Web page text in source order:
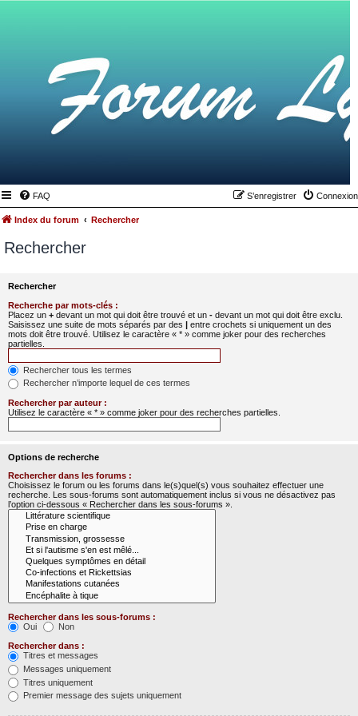
FAQ Connexion
S’enregistrer
Index du forum Rechercher
Rechercher
Rechercher
Recherche par mots-clés :
Placez un + devant un mot qui doit être trouvé et un - devant un mot qui doit être exclu.
Saisissez une suite de mots séparés par des | entre crochets si uniquement un des
mots doit être trouvé. Utilisez le caractère « * » comme joker pour des recherches
partielles.
Rechercher tous les termes
Rechercher n’importe lequel de ces termes
Rechercher par auteur :
Utilisez le caractère « * » comme joker pour des recherches partielles.
Options de recherche
Rechercher dans les forums :
Choisissez le forum ou les forums dans le(s)quel(s) vous souhaitez effectuer une
recherche. Les sous-forums sont automatiquement inclus si vous ne désactivez pas
l’option ci-dessous « Rechercher dans les sous-forums ».
Rechercher dans les sous-forums :
Oui
Non
Rechercher dans :
Titres et messages
Messages uniquement
Titres uniquement
Premier message des sujets uniquement